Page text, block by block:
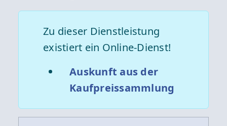
Zu dieser Dienstleistung
existiert ein Online-Dienst!
Auskunft aus der
Kaufpreissammlung